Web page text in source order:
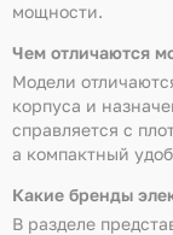
мощности.
Чем отличаются
Модели
корпуса и
справляется с
а компактный
Какие бренды
В разделе